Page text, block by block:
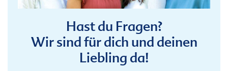
Hast du Fragen?
Wir sind für dich und deinen
Liebling da!